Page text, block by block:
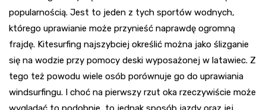
popularnością. Jest to jeden z tych sportów wodnych,
którego uprawianie może przynieść naprawdę ogromną
frajdę. Kitesurfing najszybciej określić można jako ślizganie
się na wodzie przy pomocy deski wyposażonej w latawiec. Z
tego też powodu wiele osób porównuje go do uprawiania
windsurfingu. I choć na pierwszy rzut oka rzeczywiście może